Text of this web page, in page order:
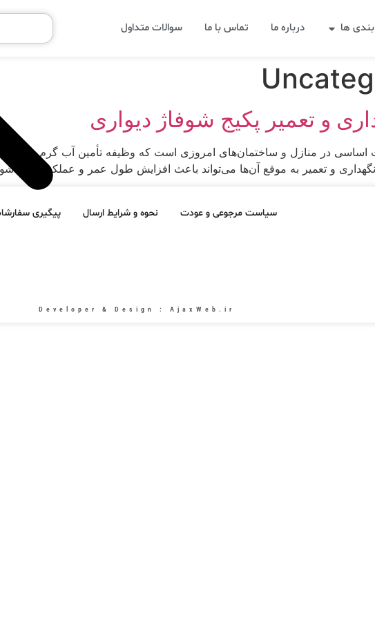
ها درباره ما تماس با ما سوالات متداول
و تعمیر پکیج شوفاژ دیواری
اساسی در منازل و ساختمان‌های امروزی است که وظیفه تأمین آب گرم مصرفی
و تعمیر به موقع آن‌ها می‌تواند باعث افزایش طول عمر و عملکرد بهینه
سیاست مرجوعی و عودت نحوه و شرایط ارسال پیگیری
Developer & Design : AjaxWeb.ir